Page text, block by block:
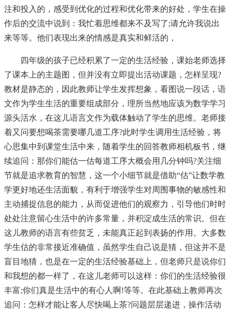
注和投入的，感受到优化的过程和优化带来的好处，学生在操
作后的交流中说到：我忙着思维都来不及写了;请允许我说出
来等等。他们表现出来的情感是真实和鲜活的，
四年级的孩子已经积累了一定的生活经验，课始老师选择
了课本上的主题图，但并没有立即提出活动课题，怎样呈现?
教材是静态的，因此教师让学生发挥想象，看图说一段话，语
文作为学生生活的重要组成部分，理所当然地应该为数学学习
源头活水，在这儿语言文作为载体触动了学生的思维。老师接
着又问要想喝茶需要哪几道工序?此时学生调用生活经验，将
心思集中到课堂生活中来，随着学生的回答教师相机板书，继
续追问：那你们能估一估每道工序大概会用几分钟吗?关注细
节就是追求教育的智慧，这一个小细节就是借助“估”让数学教
学更好地还生活面貌，有利于增强学生对周围事物的敏感性和
主动捕捉信息的能力，从而促进他们的观察力，引导他们时时
处处注意留心生活中的许多常量，并积淀成生活的常识。但在
这儿教师的语言有些贫乏，未能真正起到表扬的作用。大多数
学生估的非常接近准确值，虽然学生自己说是猜，但这并不是
盲目地猜，也是在一定的生活经验基础上，但老师只是说你们
和我想的都一样了，在这儿老师可以这样：你们的生活经验很
丰富;你们真是生活中的有心人啊!等等。在此基础上教师再次
追问：怎样才能让客人尽快喝上茶?问题层层递进，操作活动